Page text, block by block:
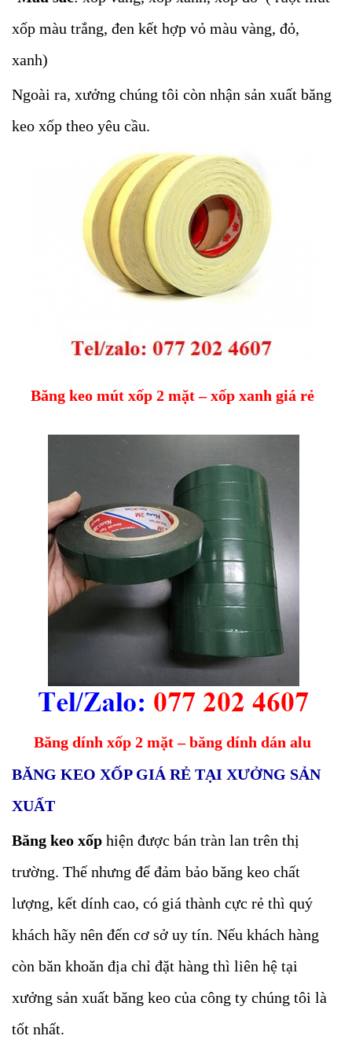
xốp màu trắng, đen kết hợp vỏ màu vàng, đỏ,
xanh)
Ngoài ra, xưởng chúng tôi còn nhận sản xuất băng
keo xốp theo yêu cầu.
Băng keo mút xốp 2 mặt – xốp xanh giá rẻ
Băng dính xốp 2 mặt – băng dính dán alu
BĂNG KEO XỐP GIÁ RẺ TẠI XƯỞNG SẢN
XUẤT
Băng keo xốp hiện được bán tràn lan trên thị
trường. Thế nhưng để đảm bảo băng keo chất
lượng, kết dính cao, có giá thành cực rẻ thì quý
khách hãy nên đến cơ sở uy tín. Nếu khách hàng
còn băn khoăn địa chỉ đặt hàng thì liên hệ tại
xưởng sản xuất băng keo của công ty chúng tôi là
tốt nhất.